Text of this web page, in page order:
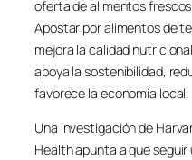
oferta de alimentos
Apostar por alimentos de
mejora la calidad
apoya la sostenibilidad,
favorece la economía local.
Una investigación de
Health apunta a que